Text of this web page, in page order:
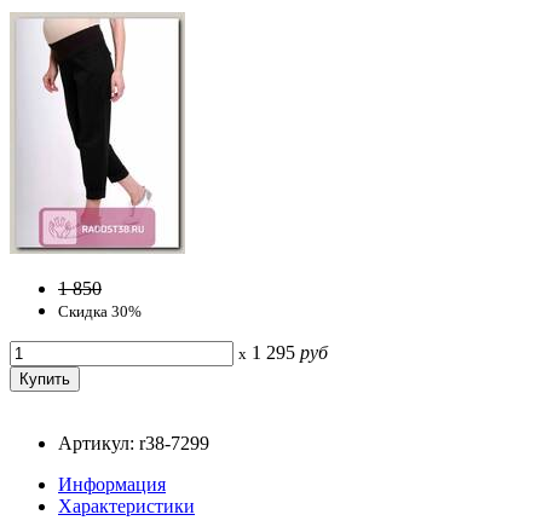
1 850
Скидка 30%
x 1 295 руб
Артикул: r38-7299
Информация
Характеристики